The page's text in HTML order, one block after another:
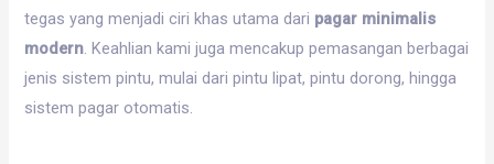
tegas yang menjadi ciri khas utama dari pagar minimalis
modern . Keahlian kami juga mencakup pemasangan berbagai
jenis sistem pintu, mulai dari pintu lipat, pintu dorong, hingga
sistem pagar otomatis.